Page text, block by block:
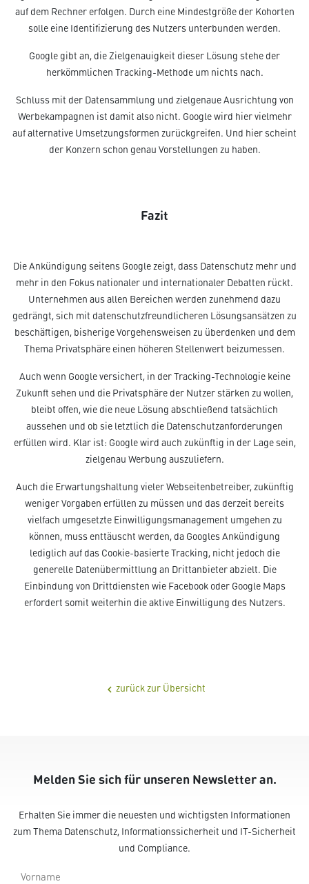
auf dem Rechner erfolgen. Durch eine Mindestgröße der Kohorten
solle eine Identifizierung des Nutzers unterbunden werden.
Google gibt an, die Zielgenauigkeit dieser Lösung stehe der
herkömmlichen Tracking-Methode um nichts nach.
Schluss mit der Datensammlung und zielgenaue Ausrichtung von
Werbekampagnen ist damit also nicht. Google wird hier vielmehr
auf alternative Umsetzungsformen zurückgreifen. Und hier scheint
der Konzern schon genau Vorstellungen zu haben.
Fazit
Die Ankündigung seitens Google zeigt, dass Datenschutz mehr und
mehr in den Fokus nationaler und internationaler Debatten rückt.
Unternehmen aus allen Bereichen werden zunehmend dazu
gedrängt, sich mit datenschutzfreundlicheren Lösungsansätzen zu
beschäftigen, bisherige Vorgehensweisen zu überdenken und dem
Thema Privatsphäre einen höheren Stellenwert beizumessen.
Auch wenn Google versichert, in der Tracking-Technologie keine
Zukunft sehen und die Privatsphäre der Nutzer stärken zu wollen,
bleibt offen, wie die neue Lösung abschließend tatsächlich
aussehen und ob sie letztlich die Datenschutzanforderungen
erfüllen wird. Klar ist: Google wird auch zukünftig in der Lage sein,
zielgenau Werbung auszuliefern.
Auch die Erwartungshaltung vieler Webseitenbetreiber, zukünftig
weniger Vorgaben erfüllen zu müssen und das derzeit bereits
vielfach umgesetzte Einwilligungsmanagement umgehen zu
können, muss enttäuscht werden, da Googles Ankündigung
lediglich auf das Cookie-basierte Tracking, nicht jedoch die
generelle Datenübermittlung an Drittanbieter abzielt. Die
Einbindung von Drittdiensten wie Facebook oder Google Maps
erfordert somit weiterhin die aktive Einwilligung des Nutzers.
chevron_left zurück zur Übersicht
Melden Sie sich für unseren Newsletter an.
Erhalten Sie immer die neuesten und wichtigsten Informationen
zum Thema Datenschutz, Informationssicherheit und IT-Sicherheit
und Compliance.
Vorname